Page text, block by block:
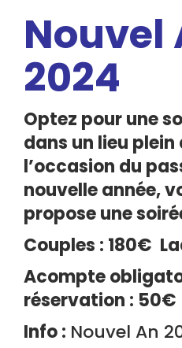
Nouvel
2024
Optez pour une
dans un lieu plein
l’occasion du
nouvelle année,
propose une
Couples : 180€
Acompte
réservation : 50€
Info : Nouvel An